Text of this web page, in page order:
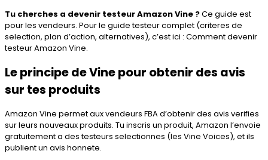
Tu cherches a devenir testeur Amazon Vine ?Ce guide est
pour les vendeurs. Pour le guide testeur complet (criteres de
selection, plan d’action, alternatives), c’est ici : Comment devenir
testeur Amazon Vine.
Le principe de Vine pour obtenir des avis
sur tes produits
Amazon Vine permet aux vendeurs FBA d’obtenir des avis verifies
sur leurs nouveaux produits. Tu inscris un produit, Amazon l’envoie
gratuitement a des testeurs selectionnes (les Vine Voices), et ils
publient un avis honnete.